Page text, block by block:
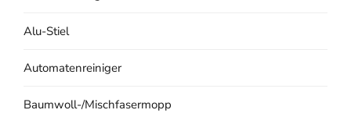
Alu-Stiel
Automatenreiniger
Baumwoll-/Mischfasermopp